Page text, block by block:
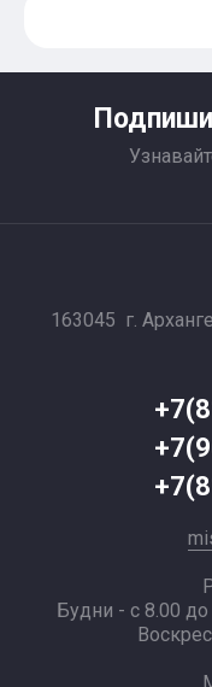
163045 г.
Будни - с 8.00